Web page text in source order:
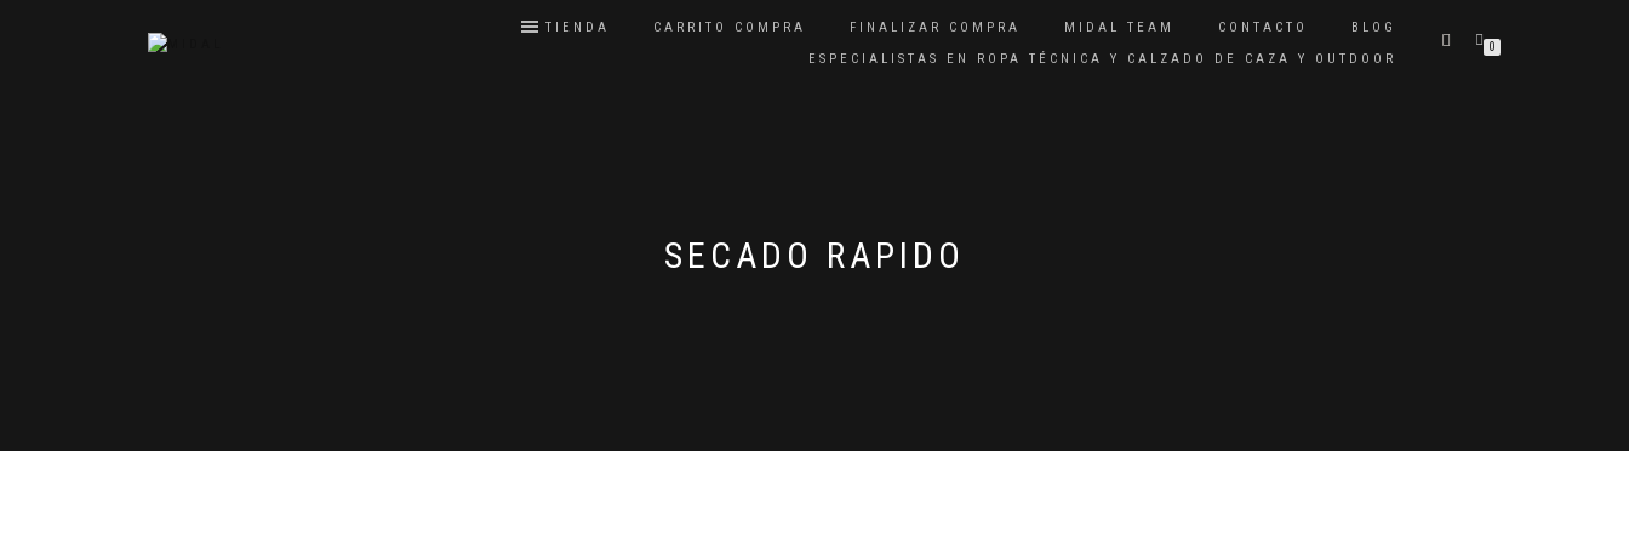
TIENDA CARRITO COMPRA FINALIZAR COMPRA MIDAL TEAM CONTACTO
BLOG
ESPECIALISTAS EN ROPA TÉCNICA Y CALZADO DE CAZA Y OUTDOOR
0
SECADO RAPIDO